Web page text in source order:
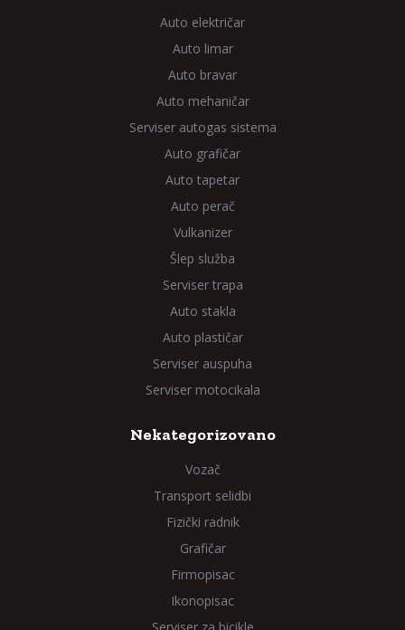
Auto električar
Auto limar
Auto bravar
Auto mehaničar
Serviser autogas sistema
Auto grafičar
Auto tapetar
Auto perač
Vulkanizer
Šlep služba
Serviser trapa
Auto stakla
Auto plastičar
Serviser auspuha
Serviser motocikala
Nekategorizovano
Vozač
Transport selidbi
Fizički radnik
Grafičar
Firmopisac
Ikonopisac